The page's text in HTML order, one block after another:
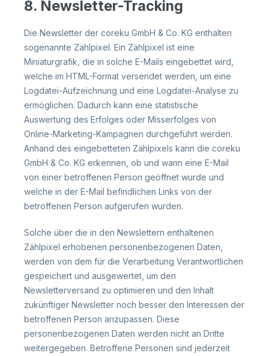
8. Newsletter-Tracking
Die Newsletter der coreku GmbH & Co. KG enthalten
sogenannte Zählpixel. Ein Zählpixel ist eine
Miniaturgrafik, die in solche E-Mails eingebettet wird,
welche im HTML-Format versendet werden, um eine
Logdatei-Aufzeichnung und eine Logdatei-Analyse zu
ermöglichen. Dadurch kann eine statistische
Auswertung des Erfolges oder Misserfolges von
Online-Marketing-Kampagnen durchgeführt werden.
Anhand des eingebetteten Zählpixels kann die coreku
GmbH & Co. KG erkennen, ob und wann eine E-Mail
von einer betroffenen Person geöffnet wurde und
welche in der E-Mail befindlichen Links von der
betroffenen Person aufgerufen wurden.
Solche über die in den Newslettern enthaltenen
Zählpixel erhobenen personenbezogenen Daten,
werden von dem für die Verarbeitung Verantwortlichen
gespeichert und ausgewertet, um den
Newsletterversand zu optimieren und den Inhalt
zukünftiger Newsletter noch besser den Interessen der
betroffenen Person anzupassen. Diese
personenbezogenen Daten werden nicht an Dritte
weitergegeben. Betroffene Personen sind jederzeit